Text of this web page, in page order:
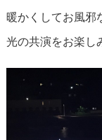
暖かくしてお風邪
光の共演をお楽し